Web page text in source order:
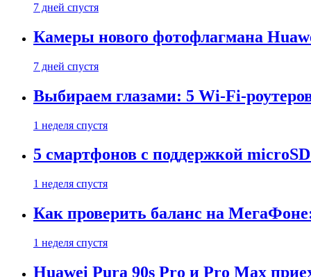
7 дней спустя
Камеры нового фотофлагмана
7 дней спустя
Выбираем глазами: 5 Wi-Fi-
1 неделя спустя
5 смартфонов с поддержкой
1 неделя спустя
Как проверить баланс на
1 неделя спустя
Huawei Pura 90s Pro и Pro Max